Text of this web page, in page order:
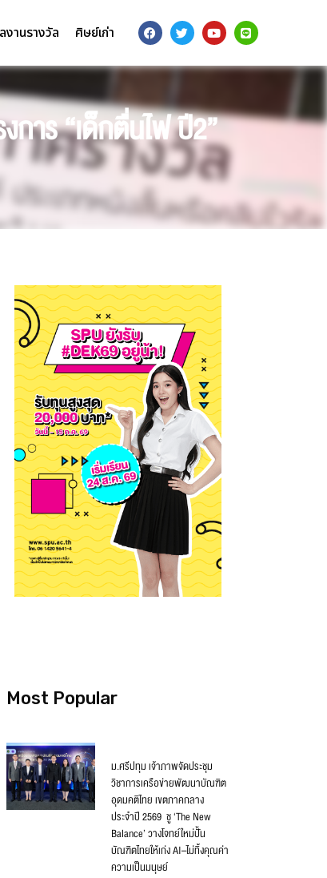
งานรางวัล ศิษย์เก่า
การ “เด็กตื่นไฟ ปี2”
Most Popular
ม.ศรีปทุม เจ้าภาพจัดประชุม
วิชาการเครือข่ายพัฒนาบัณฑิต
อุดมคติไทย เขตภาคกลาง
ประจำปี 2569 ชู ‘The New
Balance’ วางโจทย์ใหม่ปั้น
บัณฑิตไทยให้เก่ง AI–ไม่ทิ้งคุณค่า
ความเป็นมนุษย์